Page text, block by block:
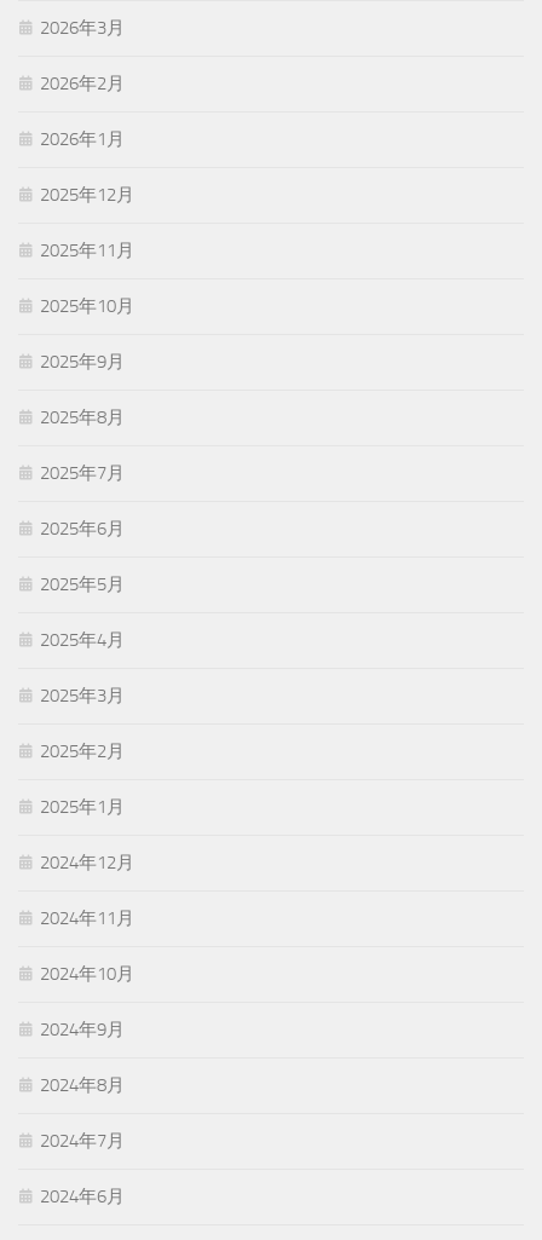
2026年3月
2026年2月
2026年1月
2025年12月
2025年11月
2025年10月
2025年9月
2025年8月
2025年7月
2025年6月
2025年5月
2025年4月
2025年3月
2025年2月
2025年1月
2024年12月
2024年11月
2024年10月
2024年9月
2024年8月
2024年7月
2024年6月